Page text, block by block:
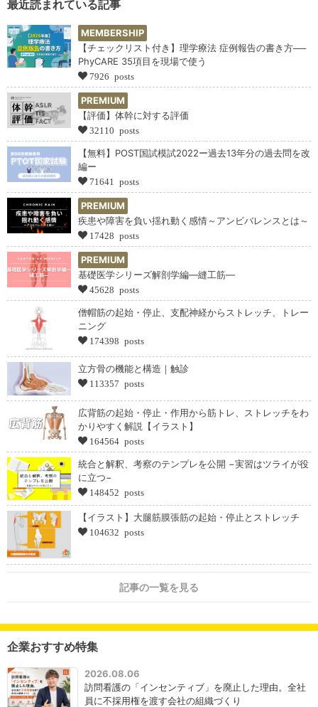
最近読まれている記事
MEMBERSHIP
【チェックリスト付き】理学療法 症例報告の書き方──
PhyCARE 35項目を現場で使う
7926 posts
PREMIUM
【評価】体幹に対する評価
32110 posts
【無料】POST国試模試2022ー過去13年分の過去問を改
編ー
71641 posts
PREMIUM
疾患や障害を負い揺れ動く感情～アンビバレンスとは～
17428 posts
PREMIUM
基礎医学シリーズ解剖学編―縫工筋―
45628 posts
僧帽筋の起始・停止、支配神経からストレッチ、トレー
ニング
174398 posts
立方骨の機能と構造｜触診
113357 posts
広背筋の起始・停止・作用から筋トレ、ストレッチをわ
かりやすく解説【イラスト】
164564 posts
統合と解釈、考察のテンプレを公開 −実習はツライが役
に立つ−
148452 posts
【イラスト】大腿筋膜張筋の起始・停止とストレッチ
104632 posts
記事の一覧を見る
企業おすすめ特集
2026.08.06
訪問看護の「インセンティブ」を廃止した理由。全社
員に不採用権を渡す会社の組織づくり